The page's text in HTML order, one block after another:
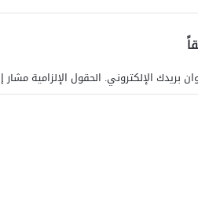
بريدك الإلكتروني. الحقول الإلزامية مشار